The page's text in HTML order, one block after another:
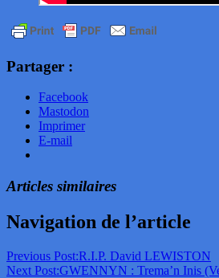
Partager :
Facebook
Mastodon
Imprimer
E-mail
Articles similaires
Navigation de l’article
Previous Post:R.I.P. David LEWISTON
Next Post:GWENNYN : Trema’n Inis